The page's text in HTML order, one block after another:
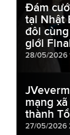
Đám
tại Nhật
đôi
giới
28/05/2026
mạng
thành
27/05/2026